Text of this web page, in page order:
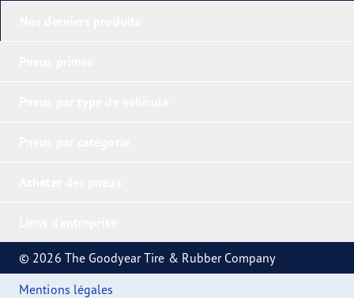
© 2026 The Goodyear Tire & Rubber Company
Mentions légales